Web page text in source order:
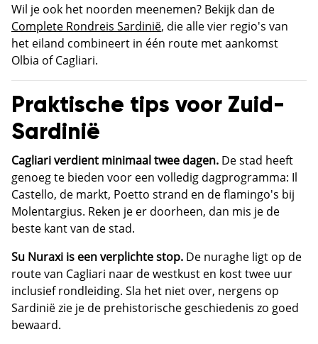
Wil je ook het noorden meenemen? Bekijk dan de
Complete Rondreis Sardinië, die alle vier regio's van
het eiland combineert in één route met aankomst
Olbia of Cagliari.
Praktische tips voor Zuid-
Sardinië
Cagliari verdient minimaal twee dagen. De stad heeft
genoeg te bieden voor een volledig dagprogramma: Il
Castello, de markt, Poetto strand en de flamingo's bij
Molentargius. Reken je er doorheen, dan mis je de
beste kant van de stad.
Su Nuraxi is een verplichte stop. De nuraghe ligt op de
route van Cagliari naar de westkust en kost twee uur
inclusief rondleiding. Sla het niet over, nergens op
Sardinië zie je de prehistorische geschiedenis zo goed
bewaard.